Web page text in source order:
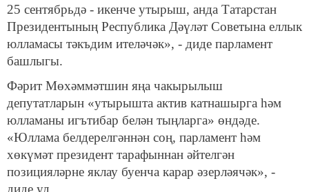
25 сентябрьдә - икенче утырыш, анда Татарстан
Президентының Республика Дәүләт Советына еллык
юлламасы тәкъдим ителәчәк», - диде парламент
башлыгы.
Фәрит Мөхәммәтшин яңа чакырылыш
депутатларын «утырышта актив катнашырга һәм
юлламаны игътибар белән тыңларга» өндәде.
«Юллама белдерелгәннән соң, парламент һәм
хөкүмәт президент тарафыннан әйтелгән
позицияләрне яклау буенча карар әзерләячәк», -
диде ул.